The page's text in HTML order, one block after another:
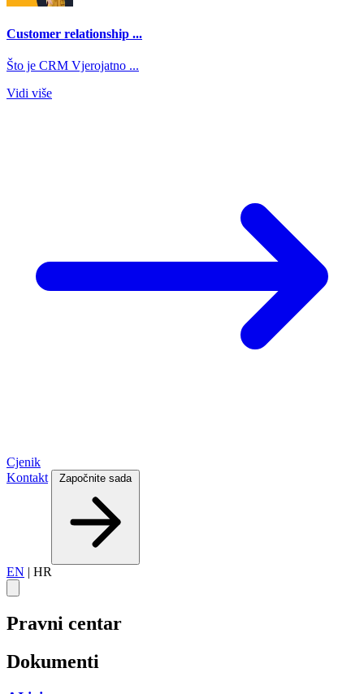
Customer relationship ...
Što je CRM Vjerojatno ...
Vidi više
Cjenik
Kontakt
Započnite sada
EN | HR
Pravni centar
Dokumenti